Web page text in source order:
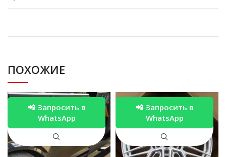
ПОХОЖИЕ
📲 Запросить в
WhatsApp
📲 Запросить в
WhatsApp